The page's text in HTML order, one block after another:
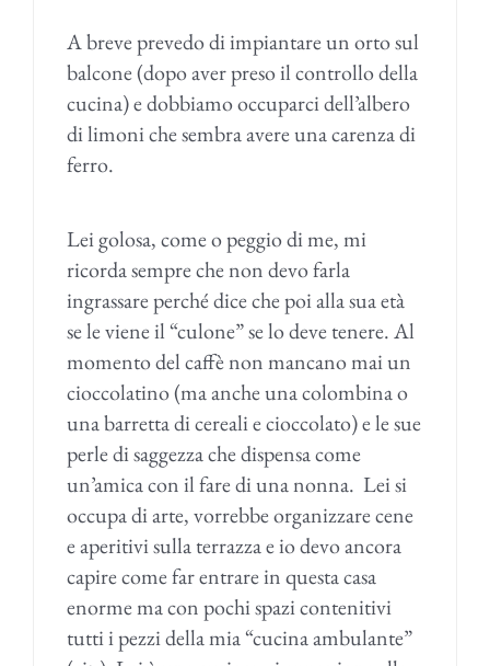
A breve prevedo di impiantare un orto sul
balcone (dopo aver preso il controllo della
cucina) e dobbiamo occuparci dell’albero
di limoni che sembra avere una carenza di
ferro.
Lei golosa, come o peggio di me, mi
ricorda sempre che non devo farla
ingrassare perché dice che poi alla sua età
se le viene il “culone” se lo deve tenere. Al
momento del caffè non mancano mai un
cioccolatino (ma anche una colombina o
una barretta di cereali e cioccolato) e le sue
perle di saggezza che dispensa come
un’amica con il fare di una nonna. Lei si
occupa di arte, vorrebbe organizzare cene
e aperitivi sulla terrazza e io devo ancora
capire come far entrare in questa casa
enorme ma con pochi spazi contenitivi
tutti i pezzi della mia “cucina ambulante”